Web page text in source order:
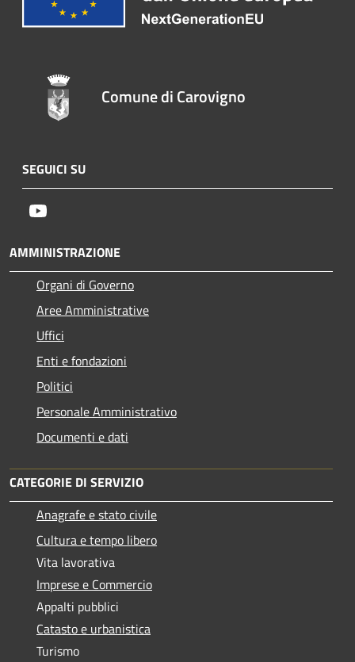
Comune di Carovigno
SEGUICI SU
AMMINISTRAZIONE
Organi di Governo
Aree Amministrative
Uffici
Enti e fondazioni
Politici
Personale Amministrativo
Documenti e dati
CATEGORIE DI SERVIZIO
Anagrafe e stato civile
Cultura e tempo libero
Vita lavorativa
Imprese e Commercio
Appalti pubblici
Catasto e urbanistica
Turismo